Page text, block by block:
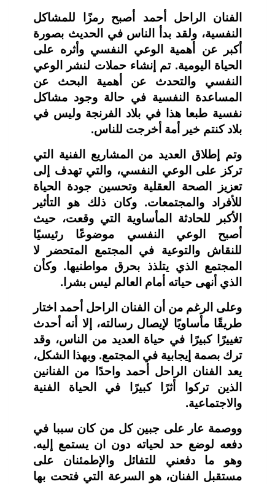
الفنان الراحل أحمد أصبح رمزًا للمشاكل
النفسية، ولقد بدأ الناس في الحديث بصورة
أكبر عن أهمية الوعي النفسي وأثره على
الحياة اليومية. تم إنشاء حملات لنشر الوعي
النفسي والتحدث عن أهمية البحث عن
المساعدة النفسية في حالة وجود مشاكل
نفسية طبعا هذا في بلاد الفرنجة وليس في
بلاد كنتم خير أمة أخرجت للناس.
وتم إطلاق العديد من المشاريع الفنية التي
تركز على الوعي النفسي، والتي تهدف إلى
تعزيز الصحة العقلية وتحسين جودة الحياة
للأفراد والمجتمعات. وكان ذلك هو التأثير
الأكبر للحادثة المأساوية التي وقعت، حيث
أصبح الوعي النفسي موضوعًا رئيسيًا
للنقاش والتوعية في المجتمع المتحضر لا
المجتمع الذي يتلذذ بحرق مواطنيها. وكأن
الذي أنهى حياته أمام العالم ليس بشرا.
وعلى الرغم من أن الفنان الراحل أحمد اختار
طريقًا مأساويًا لإيصال رسالته، إلا أنه أحدث
تغييرًا كبيرًا في حياة العديد من الناس، وقد
ترك بصمة إيجابية في المجتمع. وبهذا الشكل،
يعد الفنان الراحل أحمد واحدًا من الفنانين
الذين تركوا أثرًا كبيرًا في الحياة الفنية
والاجتماعية.
ووصمة عار على جبين كل من كان سببا في
دفعه لوضع حد لحياته دون ان يستمع إليه.
وهو ما دفعني للتفائل والإطمئنان على
مستقبل الفنان، هو السرعة التي فتحت بها